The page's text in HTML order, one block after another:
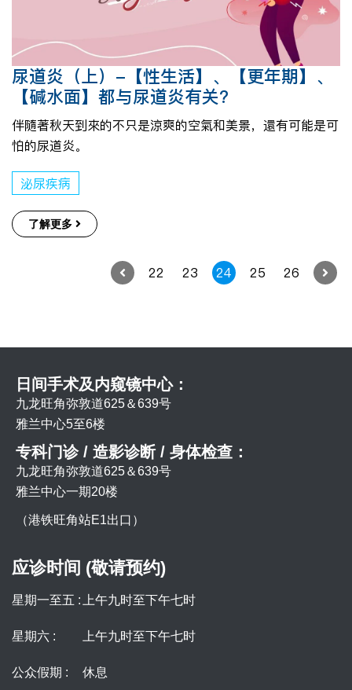
尿道炎（上）-【性生活】、【更年期】、
【碱水面】都与尿道炎有关?
伴隨著秋天到來的不只是涼爽的空氣和美景，還有可能是可
怕的尿道炎。
泌尿疾病
了解更多
22 23 24 25 26
日间手术及内窥镜中心：
九龙旺角弥敦道625＆639号
雅兰中心5至6楼
专科门诊 / 造影诊断 / 身体检查：
九龙旺角弥敦道625＆639号
雅兰中心一期20楼
（港铁旺角站E1出口）
应诊时间 (敬请预约)
星期一至五 : 上午九时至下午七时
星期六 : 上午九时至下午七时
公众假期 : 休息